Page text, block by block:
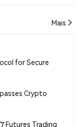
Mais
for Secure
Crypto
Futures Trading